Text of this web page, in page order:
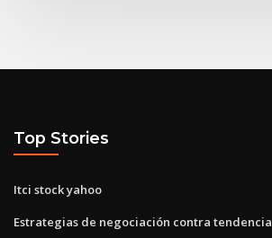
Top Stories
Itci stock yahoo
Estrategias de negociación contra tendencia